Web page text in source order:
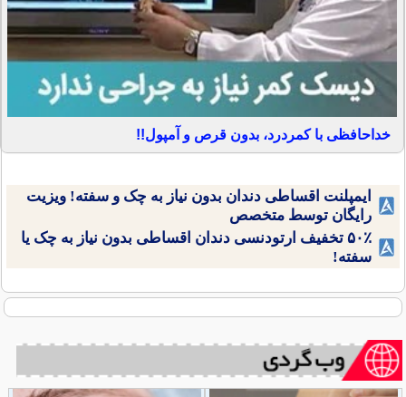
خداحافظی با کمردرد، بدون قرص و آمپول!!
ایمپلنت اقساطی دندان بدون نیاز به چک و سفته! ویزیت
رایگان توسط متخصص
۵۰٪ تخفیف ارتودنسی دندان اقساطی بدون نیاز به چک یا
سفته!